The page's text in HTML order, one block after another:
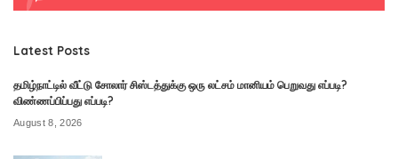
Latest Posts
தமிழ்நாட்டில் வீட்டு சோலார் சிஸ்டத்துக்கு ஒரு லட்சம் மானியம் பெறுவது எப்படி?
விண்ணப்பிப்பது எப்படி?
August 8, 2026